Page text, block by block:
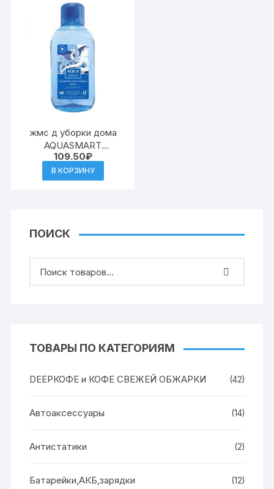
жмс д уборки дома
AQUASMART
Гипоаллергенное
750мл (10) к.584
109.50₽
В КОРЗИНУ
ПОИСК
ТОВАРЫ ПО КАТЕГОРИЯМ
DEEPКОФЕ и КОФЕ СВЕЖЕЙ ОБЖАРКИ (42)
Автоаксессуары (14)
Антистатики (2)
Батарейки,АКБ,зарядки (12)